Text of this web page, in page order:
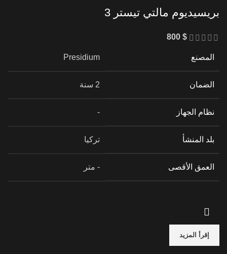
بريسيديوم مالتي تيستر 3
800 $
المصنع Presidium
الضمان 2 سنة
نظام الجهاز -
بلد المنشأ تركيا
العمق الأقصى - متر
إقرأ المزيد